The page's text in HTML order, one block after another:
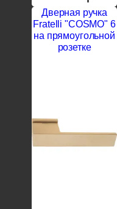
Дверная ручка
Fratelli "COSMO" 6
на прямоугольной
розетке